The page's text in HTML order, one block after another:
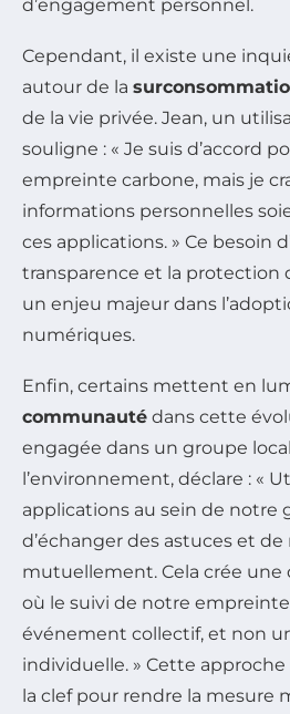
d’engagement personnel.
Cependant, il existe une
autour de la
de la vie privée. Jean, un
souligne : « Je suis d’accord
empreinte carbone, mais je
informations personnelles
ces applications. » Ce besoin
transparence et la protection
un enjeu majeur dans
numériques.
Enfin, certains mettent en
communauté dans cette
engagée dans un groupe
l’environnement, déclare : «
applications au sein de notre
d’échanger des astuces et
mutuellement. Cela crée
où le suivi de notre
événement collectif, et non
individuelle. » Cette
la clef pour rendre la mesure